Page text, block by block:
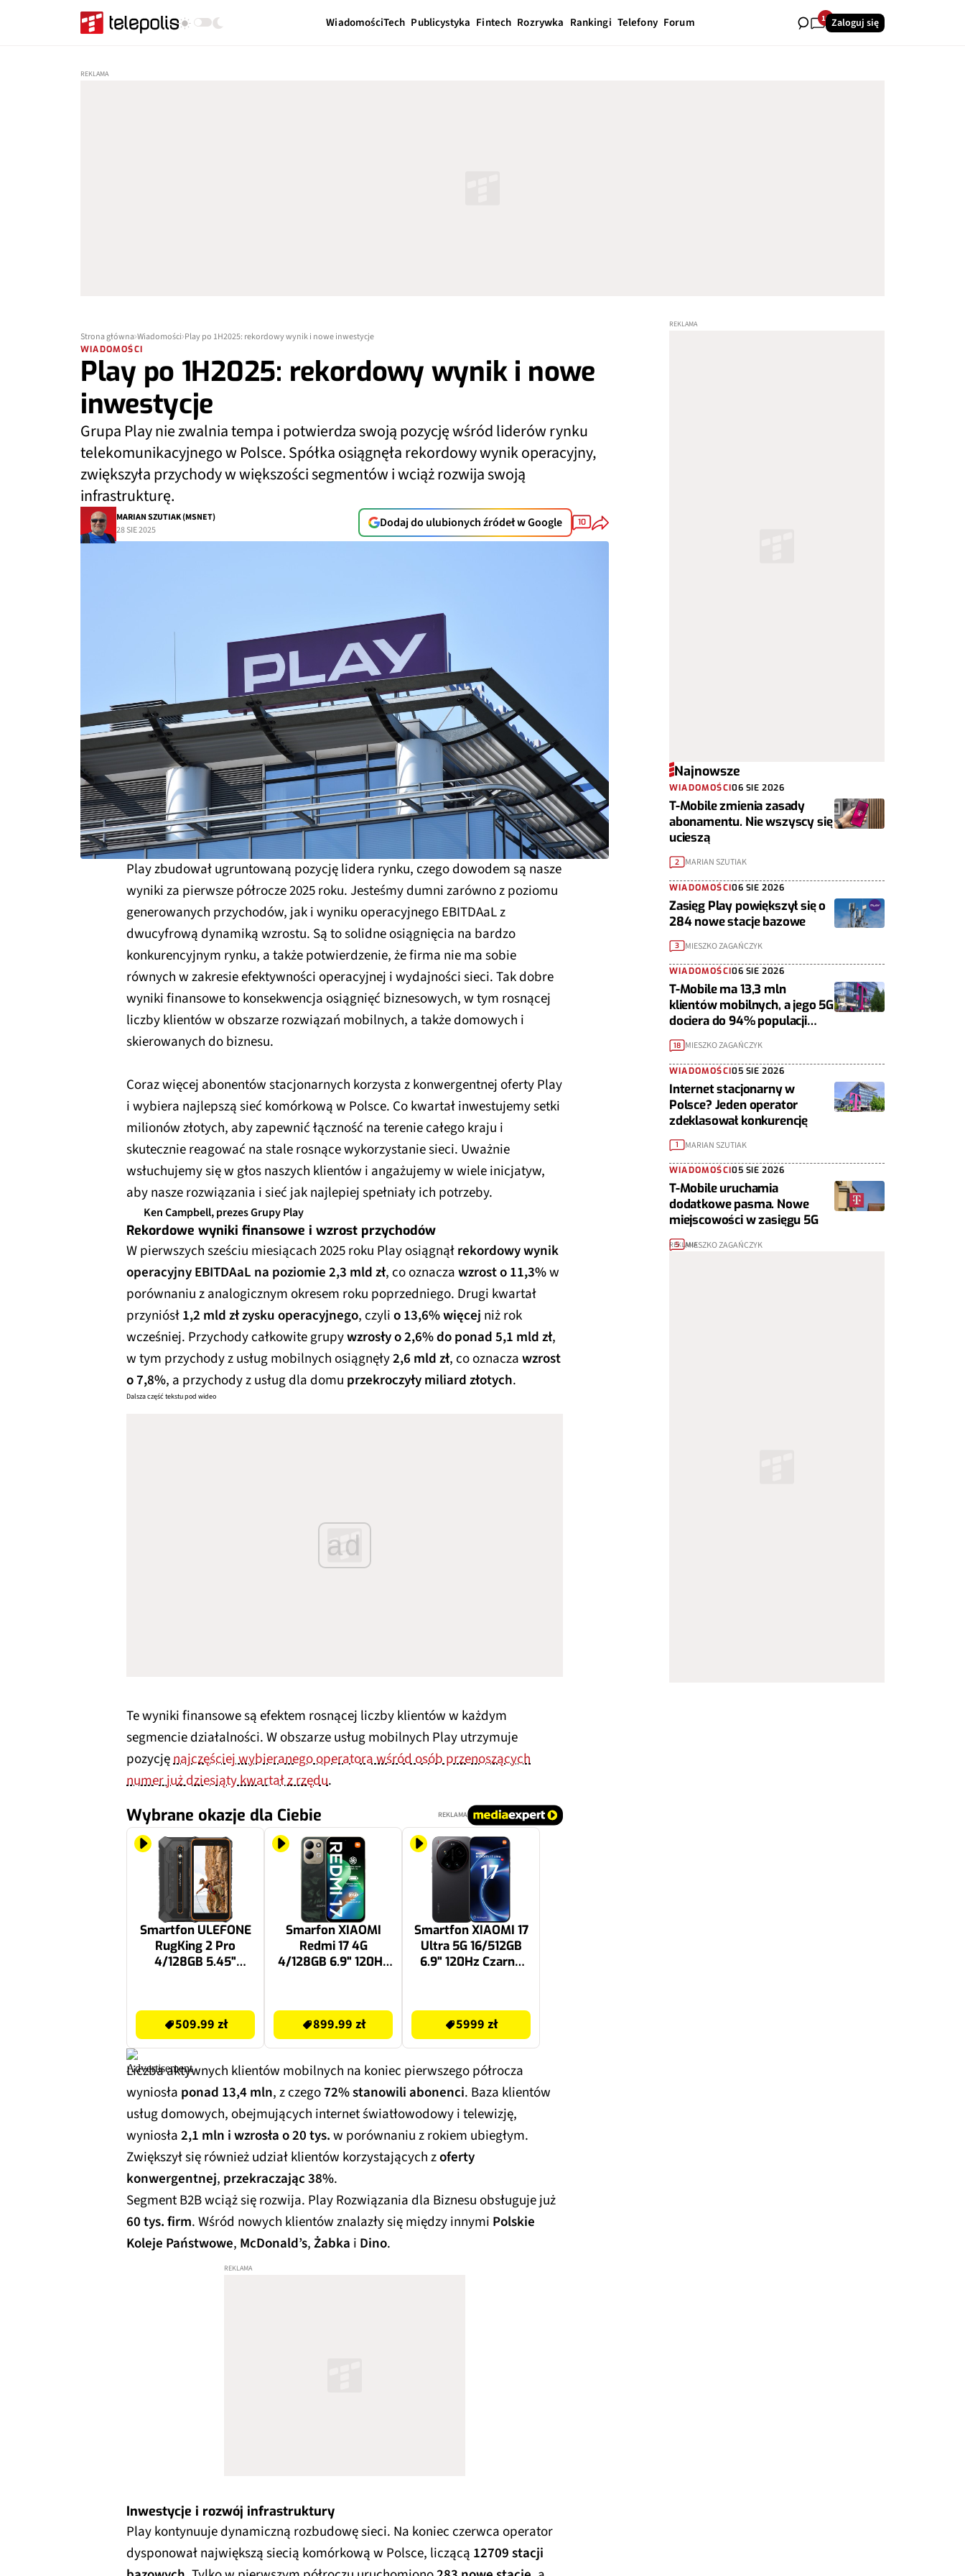
WiadomościTech Publicystyka Fintech Rozrywka Rankingi Telefony Forum 10Zaloguj się
Strona główna Wiadomości Play po 1H2025: rekordowy wynik i nowe inwestycje
WIADOMOŚCI
Play po 1H2025: rekordowy wynik i nowe
inwestycje
Grupa Play nie zwalnia tempa i potwierdza swoją pozycję wśród liderów rynku
telekomunikacyjnego w Polsce. Spółka osiągnęła rekordowy wynik operacyjny,
zwiększyła przychody w większości segmentów i wciąż rozwija swoją
infrastrukturę.
MARIAN SZUTIAK (MSNET)
28 SIE 2025
Dodaj do ulubionych źródeł w Google 10
Play zbudował ugruntowaną pozycję lidera rynku, czego dowodem są nasze
wyniki za pierwsze półrocze 2025 roku. Jesteśmy dumni zarówno z poziomu
generowanych przychodów, jak i wyniku operacyjnego EBITDAaL z
dwucyfrową dynamiką wzrostu. Są to solidne osiągnięcia na bardzo
konkurencyjnym rynku, a także potwierdzenie, że firma nie ma sobie
równych w zakresie efektywności operacyjnej i wydajności sieci. Tak dobre
wyniki finansowe to konsekwencja osiągnięć biznesowych, w tym rosnącej
liczby klientów w obszarze rozwiązań mobilnych, a także domowych i
skierowanych do biznesu.
Coraz więcej abonentów stacjonarnych korzysta z konwergentnej oferty Play
i wybiera najlepszą sieć komórkową w Polsce. Co kwartał inwestujemy setki
milionów złotych, aby zapewnić łączność na terenie całego kraju i
skutecznie reagować na stale rosnące wykorzystanie sieci. Uważnie
wsłuchujemy się w głos naszych klientów i angażujemy w wiele inicjatyw,
aby nasze rozwiązania i sieć jak najlepiej spełniały ich potrzeby.
Ken Campbell, prezes Grupy Play
Rekordowe wyniki finansowe i wzrost przychodów
W pierwszych sześciu miesiącach 2025 roku Play osiągnąłrekordowy wynik
operacyjny EBITDAaL na poziomie 2,3 mld zł, co oznaczawzrost o 11,3%w
porównaniu z analogicznym okresem roku poprzedniego. Drugi kwartał
przyniósł1,2 mld zł zysku operacyjnego, czylio 13,6% więcej niż rok
wcześniej. Przychody całkowite grupywzrosły o 2,6% do ponad 5,1 mld zł,
w tym przychody z usług mobilnych osiągnęły2,6 mld zł, co oznaczawzrost
o 7,8%, a przychody z usług dla domu przekroczyły miliard złotych.
Dalsza część tekstu pod wideo
ad
Te wyniki finansowe są efektem rosnącej liczby klientów w każdym
segmencie działalności. W obszarze usług mobilnych Play utrzymuje
pozycjęnajczęściej wybieranego operatora wśród osób przenoszących
numer już dziesiąty kwartał z rzędu.
Wybrane okazje dla Ciebie REKLAMA
Smartfon ULEFONE
RugKing 2 Pro
4/128GB 5.45"
509.99 zł
Smarfon XIAOMI
Redmi 17 4G
4/128GB 6.9" 120Hz
899.99 zł
Smartfon XIAOMI 17
Ultra 5G 16/512GB
6.9" 120Hz Czarny
5999 zł
Liczba aktywnych klientów mobilnych na koniec pierwszego półrocza
wyniosła ponad 13,4 mln, z czego72% stanowili abonenci. Baza klientów
usług domowych, obejmujących internet światłowodowy i telewizję,
wyniosła2,1 mln i wzrosła o 20 tys.w porównaniu z rokiem ubiegłym.
Zwiększył się również udział klientów korzystających zoferty
konwergentnej, przekraczając 38%.
Segment B2B wciąż się rozwija. Play Rozwiązania dla Biznesu obsługuje już
60 tys. firm. Wśród nowych klientów znalazły się między innymi Polskie
Koleje Państwowe, McDonald’s,Żabka i Dino.
Inwestycje i rozwój infrastruktury
Play kontynuuje dynamiczną rozbudowę sieci. Na koniec czerwca operator
dysponował największą siecią komórkową w Polsce, liczącą 12709 stacji
Najnowsze
WIADOMOŚCI06 SIE 2026
T-Mobile zmienia zasady
abonamentu. Nie wszyscy się
ucieszą
2 MARIAN SZUTIAK
WIADOMOŚCI06 SIE 2026
Zasięg Play powiększył się o
284 nowe stacje bazowe
3 MIESZKO ZAGAŃCZYK
WIADOMOŚCI06 SIE 2026
T-Mobile ma 13,3 mln
klientów mobilnych, a jego 5G
dociera do 94% populacji
Polski
18 MIESZKO ZAGAŃCZYK
WIADOMOŚCI05 SIE 2026
Internet stacjonarny w
Polsce? Jeden operator
zdeklasował konkurencję
1 MARIAN SZUTIAK
WIADOMOŚCI05 SIE 2026
T-Mobile uruchamia
dodatkowe pasma. Nowe
miejscowości w zasięgu 5G
5 MIESZKO ZAGAŃCZYK